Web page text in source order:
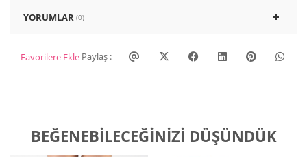
YORUMLAR (0)
Favorilere Ekle Paylaş :
BEĞENEBILECEĞINIZI DÜŞÜNDÜK